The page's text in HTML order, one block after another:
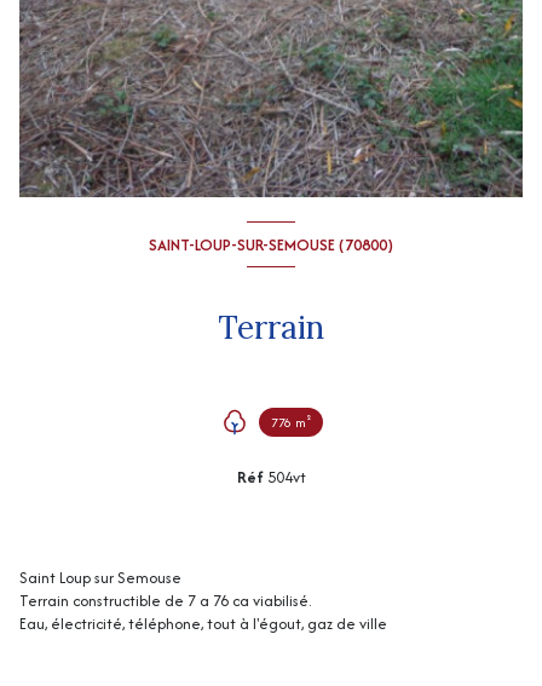
SAINT-LOUP-SUR-SEMOUSE (70800)
Terrain
776 m²
Réf 504vt
Saint Loup sur Semouse
Terrain constructible de 7 a 76 ca viabilisé.
Eau, électricité, téléphone, tout à l'égout, gaz de ville